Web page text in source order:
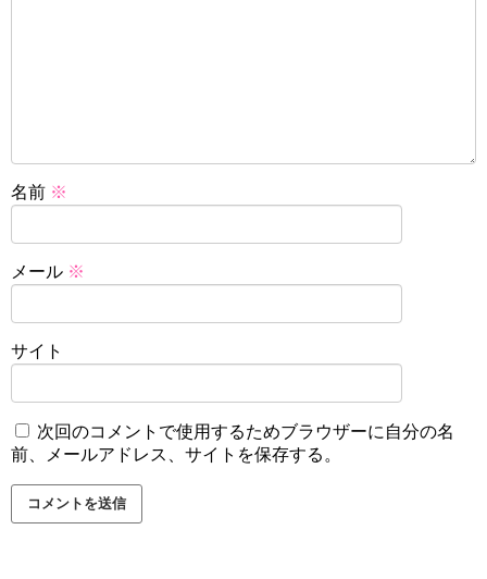
名前 ※
メール ※
サイト
次回のコメントで使用するためブラウザーに自分の名
前、メールアドレス、サイトを保存する。